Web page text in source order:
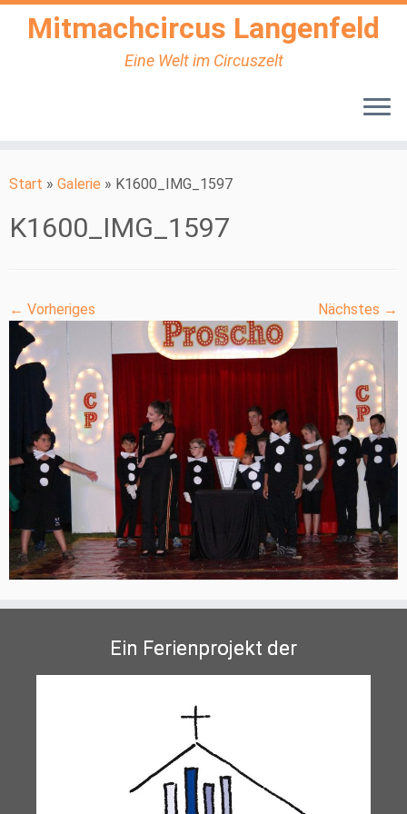
Inhalt
Mitmachcircus Langenfeld
Eine Welt im Circuszelt
Start » Galerie » K1600_IMG_1597
K1600_IMG_1597
← Vorheriges Nächstes →
Ein Ferienprojekt der